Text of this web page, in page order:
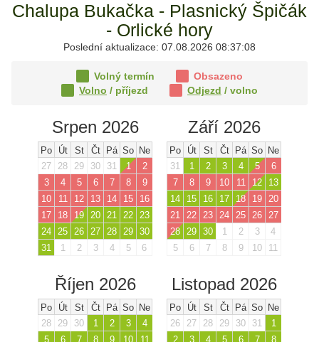
Chalupa Bukačka - Plasnický Špičák
- Orlické hory
Poslední aktualizace: 07.08.2026 08:37:08
Volný termín
Obsazeno
Volno / příjezd Odjezd / volno
Srpen 2026
Po Út St Čt Pá So Ne
27
28 29 30 31 1
2
3
4 5 6 7 8
9
10
11 12 13 14 15
16
17
18 19 20 21 22
23
24
25 26 27 28 29 30
31
1 2 3 4 5 6
Září 2026
Po Út St Čt Pá So Ne
31
1 2 3 4 5
6
7
8 9 10 11 12
13
14
15 16 17 18 19
20
21
22 23 24 25 26
27
28
29 30 1 2 3
4
5
6 7 8 9 10 11
Říjen 2026
Po Út St Čt Pá So Ne
28
29 30 1 2 3
4
5
6 7 8 9 10
11
Listopad 2026
Po Út St Čt Pá So Ne
26
27 28 29 30 31
1
2
3 4 5 6 7
8